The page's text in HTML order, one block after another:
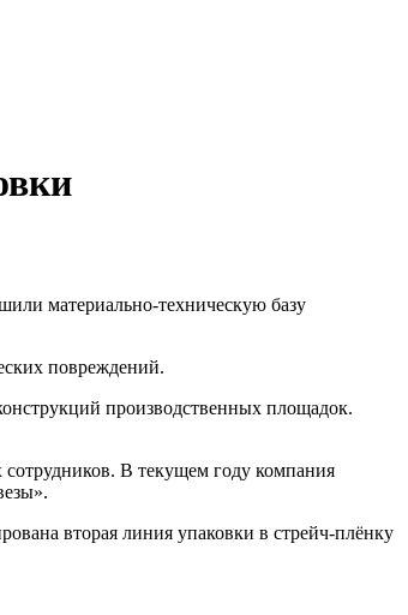
материально-техническую базу
повреждений.
производственных площадок.
В текущем году компания
вторая линия упаковки в стрейч-плёнку